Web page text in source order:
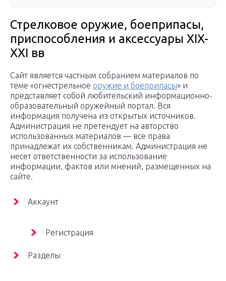
Стрелковое оружие, боеприпасы,
приспособления и аксессуары XIX-
XXI вв
Сайт является частным собранием материалов по
теме «огнестрельное оружие и боеприпасы» и
представляет собой любительский информационно-
образовательный оружейный портал. Вся
информация получена из открытых источников.
Администрация не претендует на авторство
использованных материалов — все права
принадлежат их собственникам. Администрация не
несет ответственности за использование
информации, фактов или мнений, размещенных на
сайте.
Аккаунт
Регистрация
Разделы